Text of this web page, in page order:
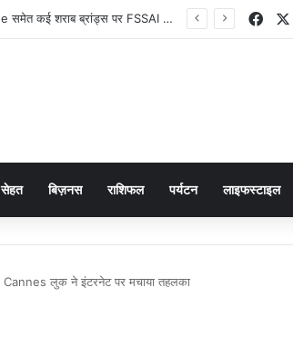
Old Monk और Royal Challenge समेत कई शराब ब्रांड्स पर FSSAI का बड़ा फैसला
सेहत बिज़नस राशिफल पर्यटन लाइफस्टाइल
लुक ने इंटरनेट पर मचाया तहलका